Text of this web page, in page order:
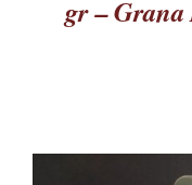
gr – Grana